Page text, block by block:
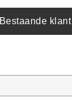
Bestaande klant